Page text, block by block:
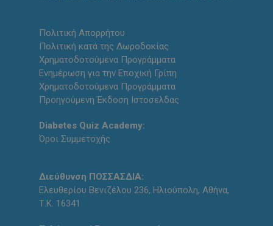
Πολιτική Απορρήτου
Πολιτική κατά της Δωροδοκίας
Χρηματοδοτούμενα Προγράμματα
Ενημέρωση για την Εποχική Γρίπη
Χρηματοδοτούμενα Προγράμματα
Προηγούμενη Έκδοση Ιστοσελδας
Diabetes Quiz Academy:
Όροι Συμμετοχής
Διεύθυνση ΠΟΣΣΑΣΔΙΑ:
Ελευθερίου Βενιζέλου 236, Ηλιούπολη, Αθήνα,
Τ.Κ. 16341